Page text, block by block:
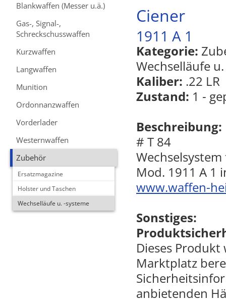
Blankwaffen (Messer u.ä.)
Gas-, Signal-,
Schreckschusswaffen
Kurzwaffen
Langwaffen
Munition
Ordonnanzwaffen
Vorderlader
Westernwaffen
Zubehör
Ersatzmagazine
Holster und Taschen
Wechselläufe u. -systeme
Ciener
1911 A 1
Kategorie:
Wechselläufe
Kaliber: .22 LR
Zustand: 1 -
Beschreibung:
# T 84
Mod. 1911 A 1
www.waffen-
Sonstiges:
Dieses
Marktplatz
anbietenden